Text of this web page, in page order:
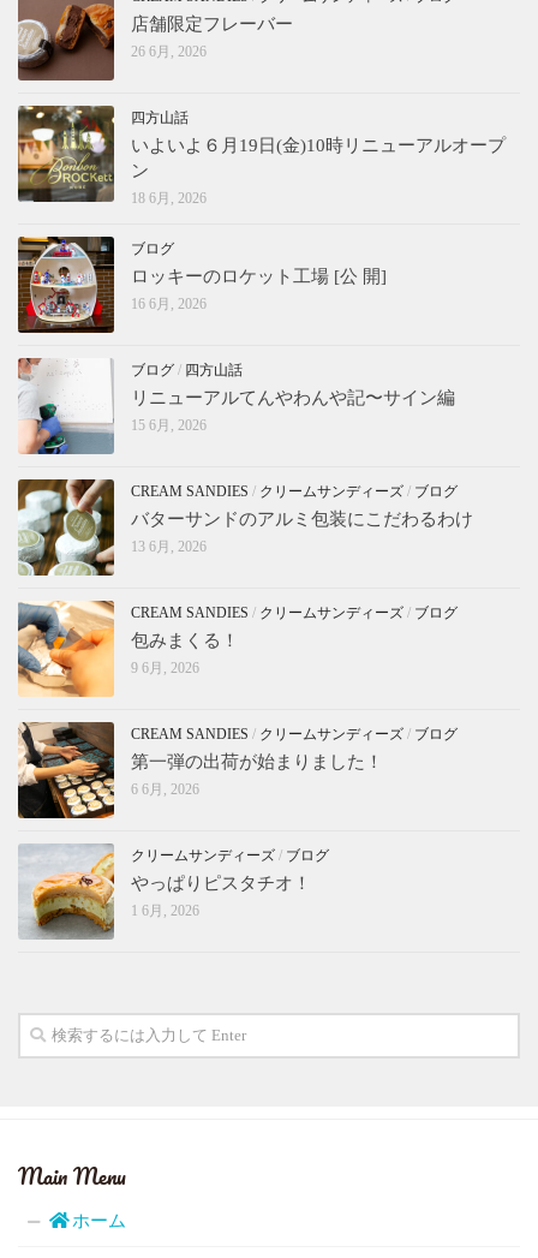
店舗限定フレーバー
26 6月, 2026
四方山話
いよいよ６月19日(金)10時リニューアルオープ
ン
18 6月, 2026
ブログ
ロッキーのロケット工場 [公 開]
16 6月, 2026
ブログ / 四方山話
リニューアルてんやわんや記〜サイン編
15 6月, 2026
CREAM SANDIES / クリームサンディーズ / ブログ
バターサンドのアルミ包装にこだわるわけ
13 6月, 2026
CREAM SANDIES / クリームサンディーズ / ブログ
包みまくる！
9 6月, 2026
CREAM SANDIES / クリームサンディーズ / ブログ
第一弾の出荷が始まりました！
6 6月, 2026
クリームサンディーズ / ブログ
やっぱりピスタチオ！
1 6月, 2026
Main Menu
ホーム